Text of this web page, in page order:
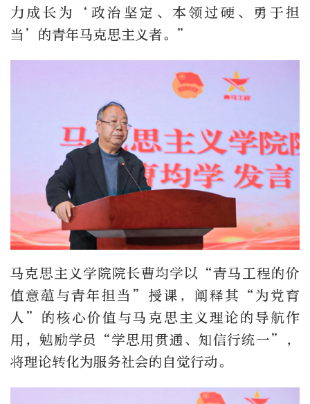
力成长为‘政治坚定、本领过硬、勇于担
当’的青年马克思主义者。”
马克思主义学院院长曹均学以“青马工程的价
值意蕴与青年担当”授课，阐释其“为党育
人”的核心价值与马克思主义理论的导航作
用，勉励学员“学思用贯通、知信行统一”，
将理论转化为服务社会的自觉行动。